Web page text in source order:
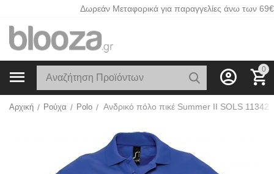
Δωρεάν Μεταφορικά για παραγγελίες άνω των 69€
0
Αρχική / Ρούχα / Polo /